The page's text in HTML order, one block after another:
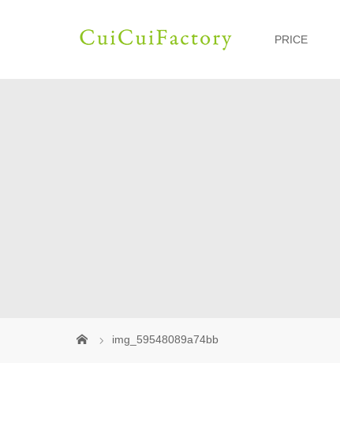
PRICE
img_59548089a74bb